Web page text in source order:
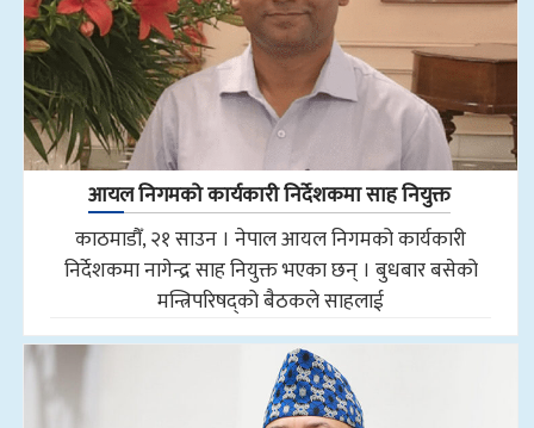
आयल निगमको कार्यकारी निर्देशकमा साह नियुक्त
काठमाडौँ, २१ साउन । नेपाल आयल निगमको कार्यकारी
निर्देशकमा नागेन्द्र साह नियुक्त भएका छन् । बुधबार बसेको
मन्त्रिपरिषद्को बैठकले साहलाई